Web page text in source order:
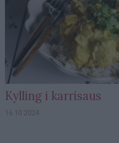
Kylling i karrisaus
16.10.2024